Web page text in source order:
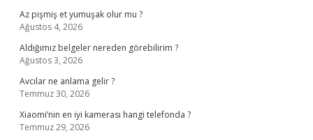
Az pişmiş et yumuşak olur mu ?
Ağustos 4, 2026
Aldığımız belgeler nereden görebilirim ?
Ağustos 3, 2026
Avcılar ne anlama gelir ?
Temmuz 30, 2026
Xiaomi’nin en iyi kamerası hangi telefonda ?
Temmuz 29, 2026